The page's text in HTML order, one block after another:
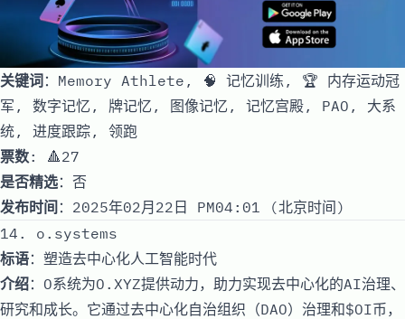
关键词：Memory Athlete, 🧠 记忆训练, 🏆 内存运动冠
军, 数字记忆, 牌记忆, 图像记忆, 记忆宫殿, PAO, 大系
统, 进度跟踪, 领跑
票数: 🔺27
是否精选：否
发布时间 ：2025年02月22日 PM04:01 (北京时间)
14. o.systems
标语：塑造去中心化人工智能时代
介绍：O系统为O.XYZ提供动力，助力实现去中心化的AI治理、
研究和成长。它通过去中心化自治组织（DAO）治理和$OI币，